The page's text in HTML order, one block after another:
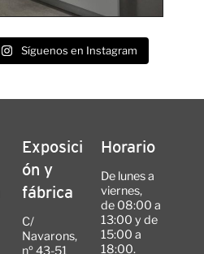
Síguenos en Instagram
Exposici
ón y
fábrica
C/
Navarons,
nº 43-51
Horario
De lunes a
viernes,
de 08:00 a
13:00 y de
15:00 a
18:00.